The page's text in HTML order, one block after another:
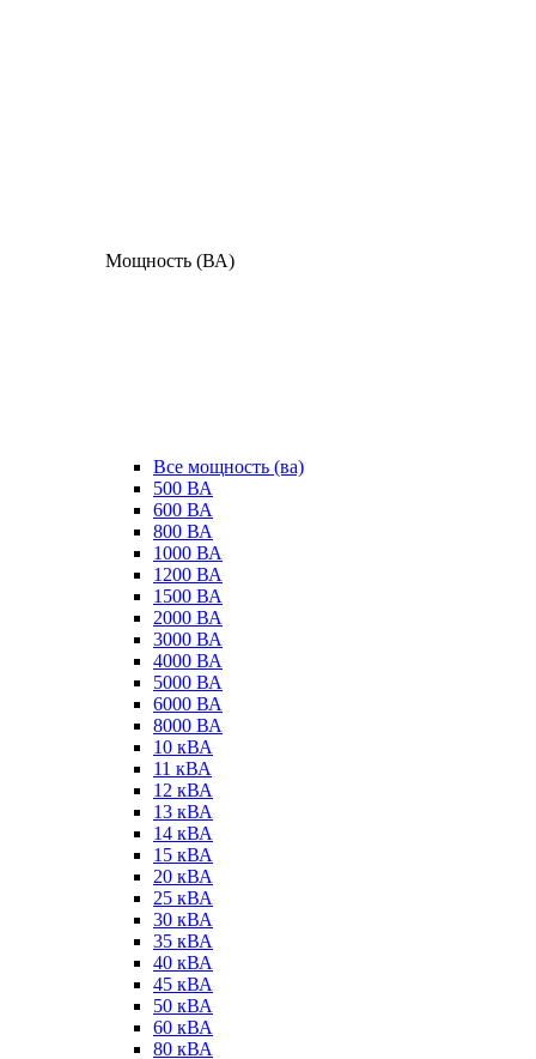
Мощность (ВА)
Все мощность (ва)
500 ВА
600 ВА
800 ВА
1000 ВА
1200 ВА
1500 ВА
2000 ВА
3000 ВА
4000 ВА
5000 ВА
6000 ВА
8000 ВА
10 кВА
11 кВА
12 кВА
13 кВА
14 кВА
15 кВА
20 кВА
25 кВА
30 кВА
35 кВА
40 кВА
45 кВА
50 кВА
60 кВА
80 кВА